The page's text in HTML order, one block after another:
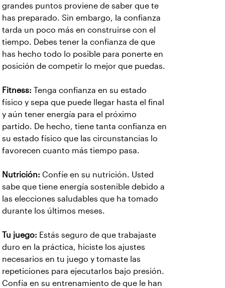
grandes puntos proviene de saber que te
has preparado. Sin embargo, la confianza
tarda un poco más en construirse con el
tiempo. Debes tener la confianza de que
has hecho todo lo posible para ponerte en
posición de competir lo mejor que puedas.
Fitness: Tenga confianza en su estado
físico y sepa que puede llegar hasta el final
y aún tener energía para el próximo
partido. De hecho, tiene tanta confianza en
su estado físico que las circunstancias lo
favorecen cuanto más tiempo pasa.
Nutrición: Confíe en su nutrición. Usted
sabe que tiene energía sostenible debido a
las elecciones saludables que ha tomado
durante los últimos meses.
Tu juego: Estás seguro de que trabajaste
duro en la práctica, hiciste los ajustes
necesarios en tu juego y tomaste las
repeticiones para ejecutarlos bajo presión.
Confía en su entrenamiento de que le han